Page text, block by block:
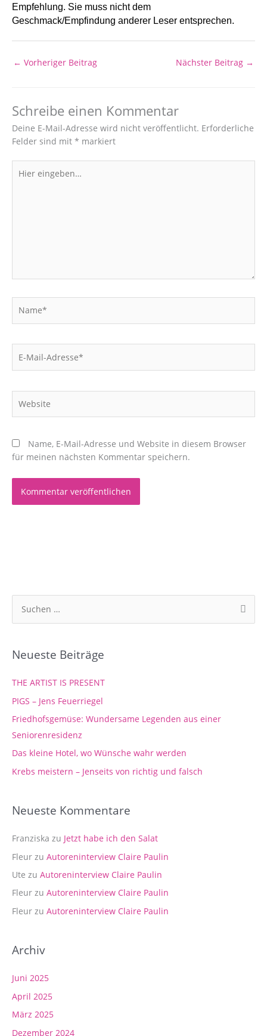
Empfehlung. Sie muss nicht dem
Geschmack/Empfindung anderer Leser entsprechen.
← Vorheriger Beitrag Nächster Beitrag →
Schreibe einen Kommentar
Deine E-Mail-Adresse wird nicht veröffentlicht. Erforderliche
Felder sind mit * markiert
eingeben…
Mail-
Name, E-Mail-Adresse und Website in diesem Browser
für meinen nächsten Kommentar speichern.
u
h
n
a
c
h
:
Neueste Beiträge
THE ARTIST IS PRESENT
PIGS – Jens Feuerriegel
Friedhofsgemüse: Wundersame Legenden aus einer
Seniorenresidenz
Das kleine Hotel, wo Wünsche wahr werden
Krebs meistern – Jenseits von richtig und falsch
Neueste Kommentare
Franziska zu Jetzt habe ich den Salat
Fleur zu Autoreninterview Claire Paulin
Ute zu Autoreninterview Claire Paulin
Fleur zu Autoreninterview Claire Paulin
Fleur zu Autoreninterview Claire Paulin
Archiv
Juni 2025
April 2025
März 2025
Dezember 2024